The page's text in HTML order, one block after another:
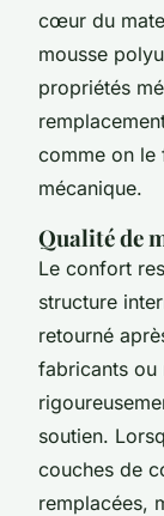
cœur du
mousse
propriétés
comme on le
mécanique.
Qualité de
Le confort
structure
retourné
fabricants ou
soutien.
couches de
remplacées,